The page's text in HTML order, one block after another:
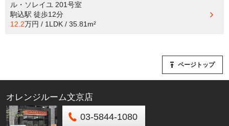
ル・ソレイユ 201号室
駒込駅 徒歩12分
12.2万円 / 1LDK / 35.81m²
ページトップ
オレンジルーム文京店
03-5844-1080